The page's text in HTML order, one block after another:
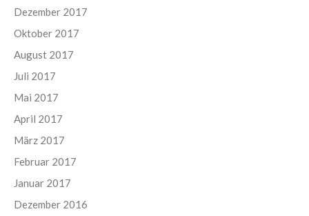
Dezember 2017
Oktober 2017
August 2017
Juli 2017
Mai 2017
April 2017
März 2017
Februar 2017
Januar 2017
Dezember 2016